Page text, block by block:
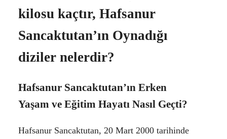
kilosu kaçtır, Hafsanur
Sancaktutan’ın Oynadığı
diziler nelerdir?
Hafsanur Sancaktutan’ın Erken
Yaşam ve Eğitim Hayatı Nasıl Geçti?
Hafsanur Sancaktutan, 20 Mart 2000 tarihinde